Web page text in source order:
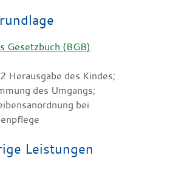
Gesetzbuch (BGB)
Herausgabe des Kindes;
des Umgangs;
bei
Leistungen